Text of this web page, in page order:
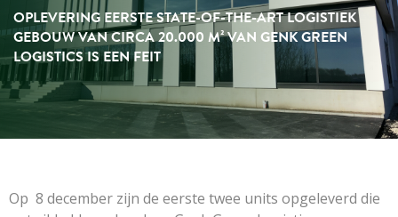
OPLEVERING EERSTE STATE-OF-THE-ART LOGISTIEK
GEBOUW VAN CIRCA 20.000 M² VAN GENK GREEN
LOGISTICS IS EEN FEIT
Op 8 december zijn de eerste twee units opgeleverd die